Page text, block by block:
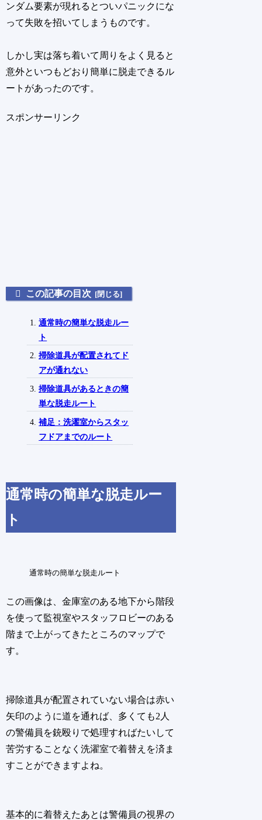
ンダム要素が現れるとついパニックにな
って失敗を招いてしまうものです。
しかし実は落ち着いて周りをよく見ると
意外といつもどおり簡単に脱走できるル
ートがあったのです。
スポンサーリンク
この記事の目次
通常時の簡単な脱走ルー
ト
掃除道具が配置されてド
アが通れない
掃除道具があるときの簡
単な脱走ルート
補足：洗濯室からスタッ
フドアまでのルート
通常時の簡単な脱走ルー
ト
通常時の簡単な脱走ルート
この画像は、金庫室のある地下から階段
を使って監視室やスタッフロビーのある
階まで上がってきたところのマップで
す。
掃除道具が配置されていない場合は赤い
矢印のように道を通れば、多くても2人
の警備員を銃殴りで処理すればたいして
苦労することなく洗濯室で着替えを済ま
すことができますよね。
基本的に着替えたあとは警備員の視界の